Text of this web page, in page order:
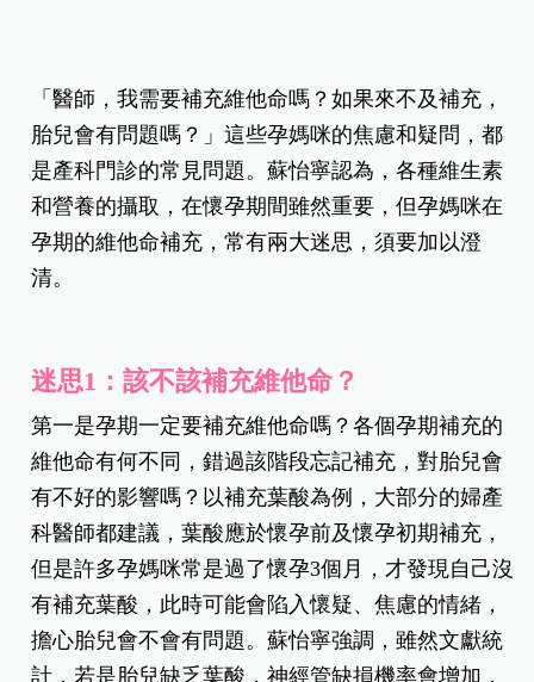
「醫師，我需要補充維他命嗎？如果來不及補充，
胎兒會有問題嗎？」這些孕媽咪的焦慮和疑問，都
是產科門診的常見問題。蘇怡寧認為，各種維生素
和營養的攝取，在懷孕期間雖然重要，但孕媽咪在
孕期的維他命補充，常有兩大迷思，須要加以澄
清。
迷思1：該不該補充維他命？
第一是孕期一定要補充維他命嗎？各個孕期補充的
維他命有何不同，錯過該階段忘記補充，對胎兒會
有不好的影響嗎？以補充葉酸為例，大部分的婦產
科醫師都建議，葉酸應於懷孕前及懷孕初期補充，
但是許多孕媽咪常是過了懷孕3個月，才發現自己沒
有補充葉酸，此時可能會陷入懷疑、焦慮的情緒，
擔心胎兒會不會有問題。蘇怡寧強調，雖然文獻統
計，若是胎兒缺乏葉酸，神經管缺損機率會增加，